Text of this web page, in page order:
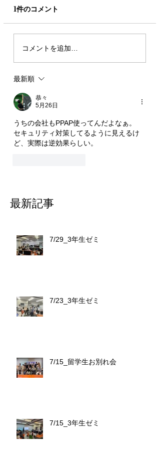
1件のコメント
コメントを追加…
最新順
恭々
5月26日
うちの会社もPPAP使ってんだよなぁ。
セキュリティ対策してるように見えるけ
ど、実際は逆効果らしい。
最新記事
7/29_3年生ゼミ
7/23_3年生ゼミ
7/15_留学生お別れ会
7/15_3年生ゼミ